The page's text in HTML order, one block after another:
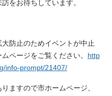
をお待ちしています。
防止のためイベントが中止
ページをご覧ください。
http
info-prompt/21407/
ますので市ホームページ、